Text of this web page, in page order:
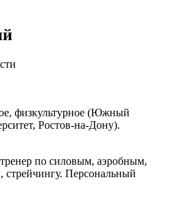
физкультурное (Южный
Ростов-на-Дону).
по силовым, аэробным,
Персональный